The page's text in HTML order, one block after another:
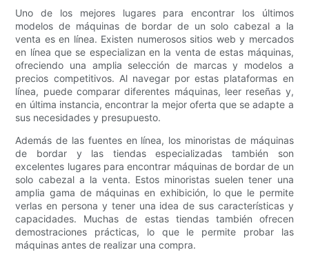
Uno de los mejores lugares para encontrar los últimos
modelos de máquinas de bordar de un solo cabezal a la
venta es en línea. Existen numerosos sitios web y mercados
en línea que se especializan en la venta de estas máquinas,
ofreciendo una amplia selección de marcas y modelos a
precios competitivos. Al navegar por estas plataformas en
línea, puede comparar diferentes máquinas, leer reseñas y,
en última instancia, encontrar la mejor oferta que se adapte a
sus necesidades y presupuesto.
Además de las fuentes en línea, los minoristas de máquinas
de bordar y las tiendas especializadas también son
excelentes lugares para encontrar máquinas de bordar de un
solo cabezal a la venta. Estos minoristas suelen tener una
amplia gama de máquinas en exhibición, lo que le permite
verlas en persona y tener una idea de sus características y
capacidades. Muchas de estas tiendas también ofrecen
demostraciones prácticas, lo que le permite probar las
máquinas antes de realizar una compra.